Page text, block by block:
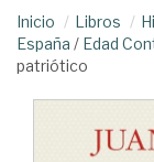
Inicio Libros
España / Edad
patriótico